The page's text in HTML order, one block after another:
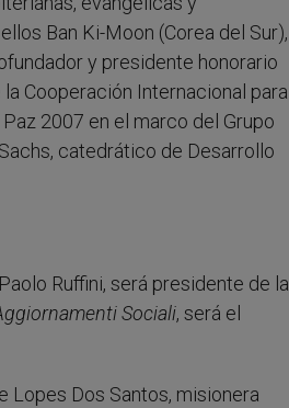
Ban Ki-Moon (Corea del Sur),
y presidente honorario
Cooperación Internacional para
2007 en el marco del Grupo
catedrático de Desarrollo
Ruffini, será presidente de la
Sociali, será el
Lopes Dos Santos, misionera